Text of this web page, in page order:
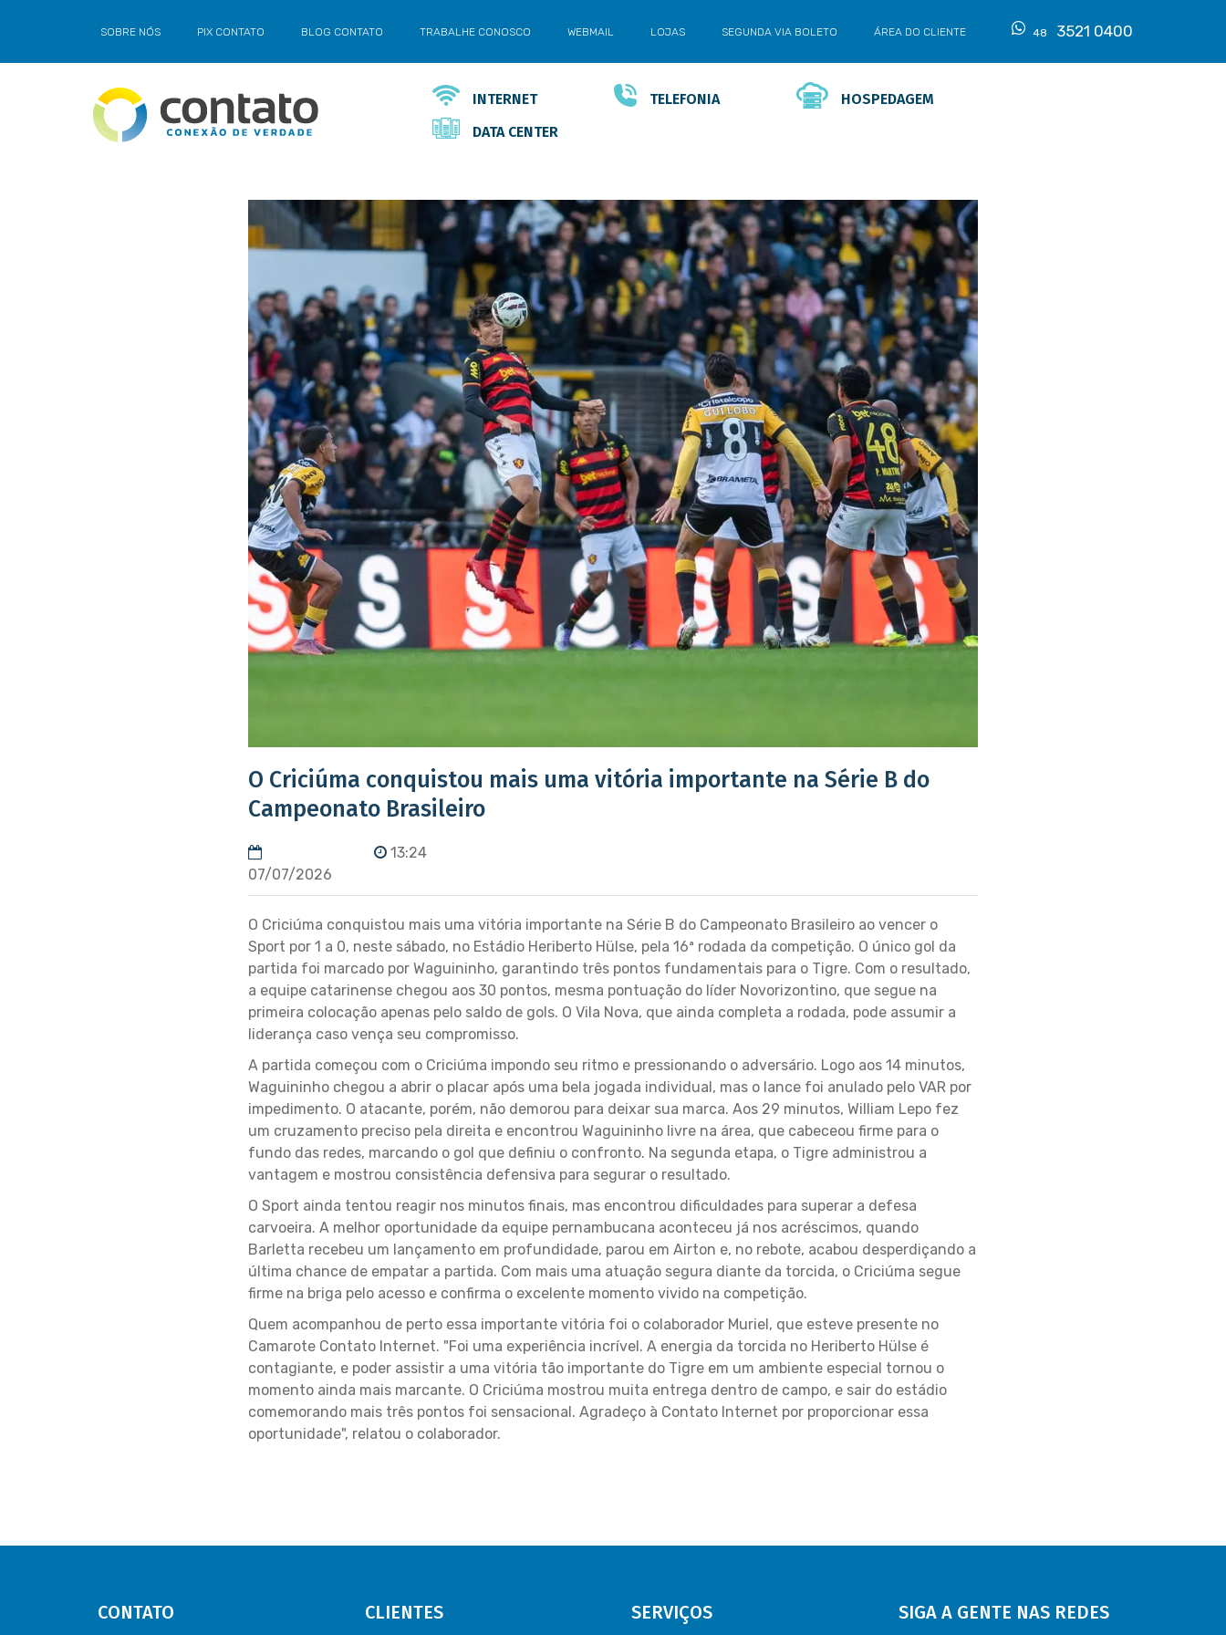
SOBRE NÓS PIX CONTATO BLOG CONTATO TRABALHE CONOSCO WEBMAIL LOJAS SEGUNDA VIA BOLETO ÁREA DO CLIENTE 48 3521 0400
INTERNET TELEFONIA
HOSPEDAGEM
DATA CENTER
O Criciúma conquistou mais uma vitória importante na Série B do
Campeonato Brasileiro
07/07/2026
13:24
O Criciúma conquistou mais uma vitória importante na Série B do Campeonato Brasileiro ao vencer o
Sport por 1 a 0, neste sábado, no Estádio Heriberto Hülse, pela 16ª rodada da competição. O único gol da
partida foi marcado por Waguininho, garantindo três pontos fundamentais para o Tigre. Com o resultado,
a equipe catarinense chegou aos 30 pontos, mesma pontuação do líder Novorizontino, que segue na
primeira colocação apenas pelo saldo de gols. O Vila Nova, que ainda completa a rodada, pode assumir a
liderança caso vença seu compromisso.
A partida começou com o Criciúma impondo seu ritmo e pressionando o adversário. Logo aos 14 minutos,
Waguininho chegou a abrir o placar após uma bela jogada individual, mas o lance foi anulado pelo VAR por
impedimento. O atacante, porém, não demorou para deixar sua marca. Aos 29 minutos, William Lepo fez
um cruzamento preciso pela direita e encontrou Waguininho livre na área, que cabeceou firme para o
fundo das redes, marcando o gol que definiu o confronto. Na segunda etapa, o Tigre administrou a
vantagem e mostrou consistência defensiva para segurar o resultado.
O Sport ainda tentou reagir nos minutos finais, mas encontrou dificuldades para superar a defesa
carvoeira. A melhor oportunidade da equipe pernambucana aconteceu já nos acréscimos, quando
Barletta recebeu um lançamento em profundidade, parou em Airton e, no rebote, acabou desperdiçando a
última chance de empatar a partida. Com mais uma atuação segura diante da torcida, o Criciúma segue
firme na briga pelo acesso e confirma o excelente momento vivido na competição.
Quem acompanhou de perto essa importante vitória foi o colaborador Muriel, que esteve presente no
Camarote Contato Internet. "Foi uma experiência incrível. A energia da torcida no Heriberto Hülse é
contagiante, e poder assistir a uma vitória tão importante do Tigre em um ambiente especial tornou o
momento ainda mais marcante. O Criciúma mostrou muita entrega dentro de campo, e sair do estádio
comemorando mais três pontos foi sensacional. Agradeço à Contato Internet por proporcionar essa
oportunidade", relatou o colaborador.
CONTATO CLIENTES SERVIÇOS SIGA A GENTE NAS REDES